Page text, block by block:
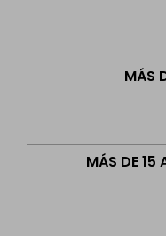
MÁS
MÁS DE 15